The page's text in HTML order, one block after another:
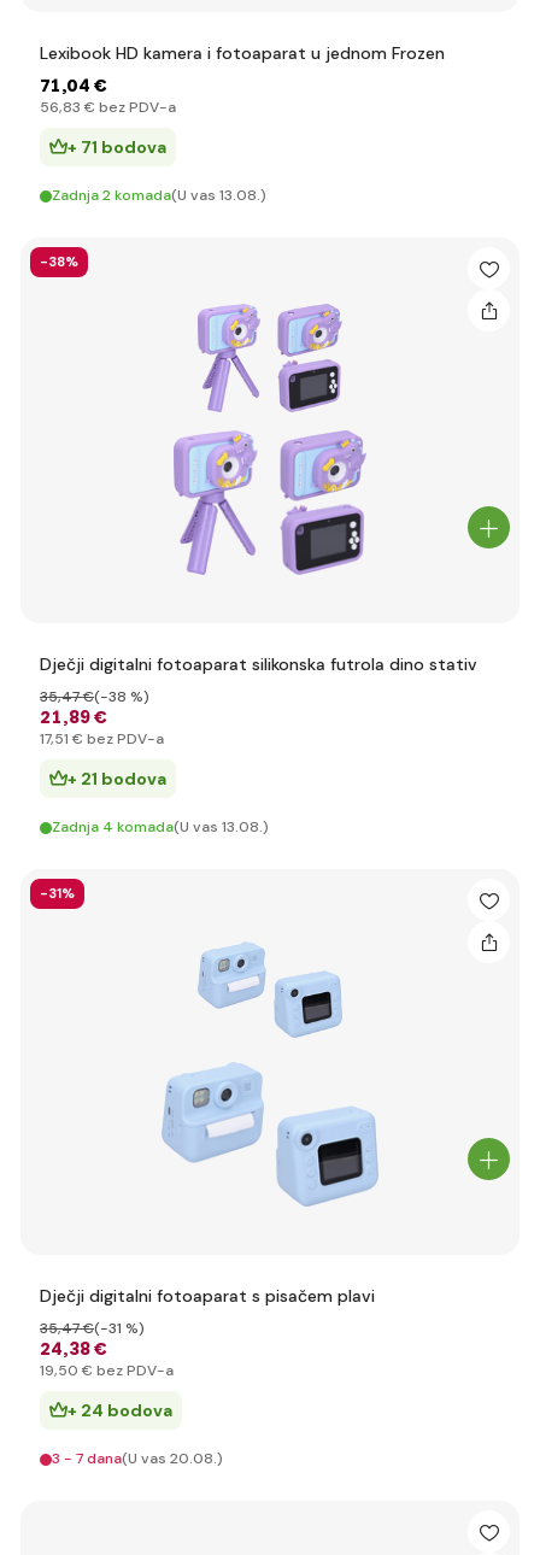
Lexibook HD kamera i fotoaparat u jednom Frozen
71,04 €
56,83 € bez PDV-a
+ 71 bodova
Zadnja 2 komada(U vas 13.08.)
-38%
Dječji digitalni fotoaparat silikonska futrola dino stativ
21,89 €
35,47 €(-38 %)
17,51 € bez PDV-a
+ 21 bodova
Zadnja 4 komada(U vas 13.08.)
-31%
Dječji digitalni fotoaparat s pisačem plavi
24,38 €
35,47 €(-31 %)
19,50 € bez PDV-a
+ 24 bodova
3 - 7 dana(U vas 20.08.)